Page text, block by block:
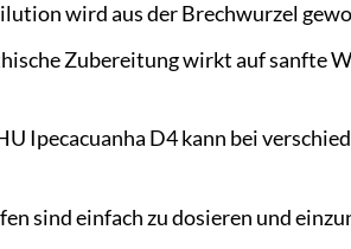
wird aus der Brechwurzel
Zubereitung wirkt auf sanfte
Ipecacuanha D4 kann bei
sind einfach zu dosieren und